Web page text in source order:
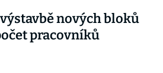
nových bloků
pracovníků